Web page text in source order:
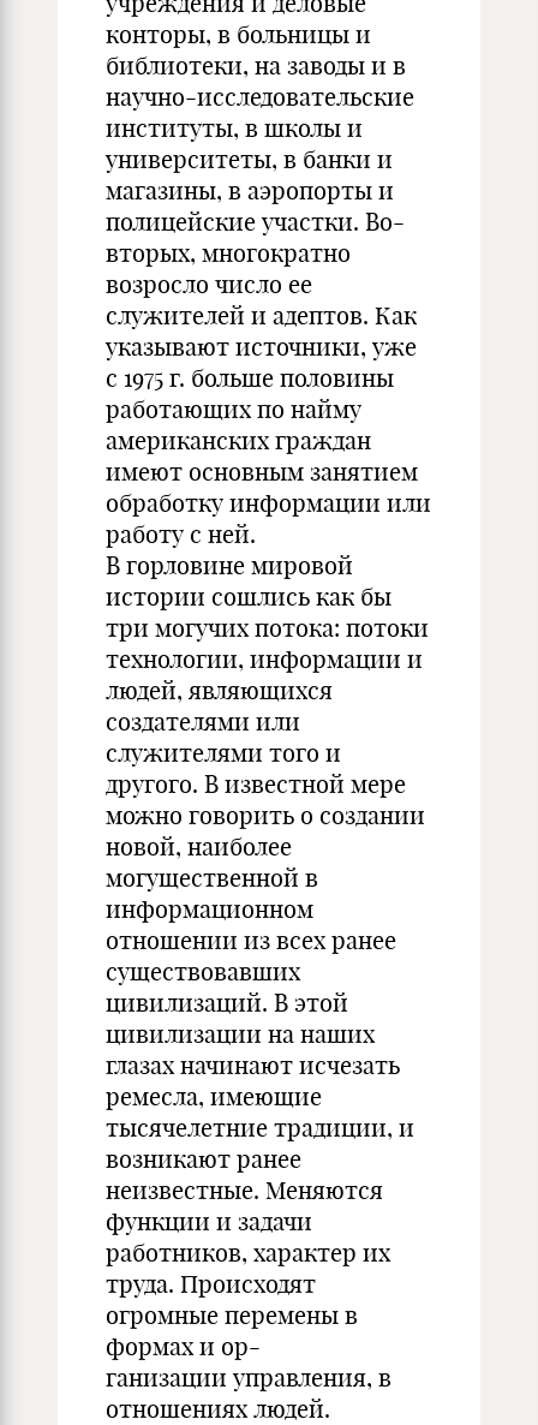
конторы, в больницы и
библиотеки, на заводы и в
научно-исследовательские
институты, в школы и
университеты, в банки и
магазины, в аэропорты и
полицейские участки. Во-
вторых, многократно
возросло число ее
служителей и адептов. Как
указывают источники, уже
с 1975 г. больше половины
работающих по найму
американских граждан
имеют основным занятием
обработку информации или
работу с ней.
В горловине мировой
истории сошлись как бы
три могучих потока: потоки
технологии, информации и
людей, являющихся
создателями или
служителями того и
другого. В известной мере
можно говорить о создании
новой, наиболее
могущественной в
информационном
отношении из всех ранее
существовавших
цивилизаций. В этой
цивилизации на наших
глазах начинают исчезать
ремесла, имеющие
тысячелетние традиции, и
возникают ранее
неизвестные. Меняются
функции и задачи
работников, характер их
труда. Происходят
огромные перемены в
формах и ор-
ганизации управления, в
отношениях людей.